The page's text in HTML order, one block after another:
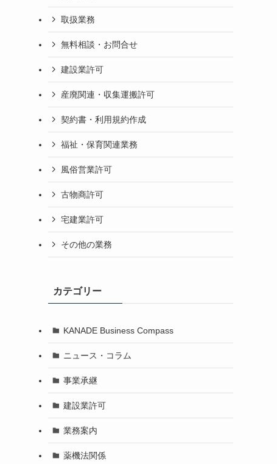
取扱業務
無料相談・お問合せ
建設業許可
産廃関連・収集運搬許可
契約書・利用規約作成
福祉・保育関連業務
風俗営業許可
古物商許可
宅建業許可
その他の業務
カテゴリー
KANADE Business Compass
ニュース・コラム
事業承継
建設業許可
業務案内
薬機法関係